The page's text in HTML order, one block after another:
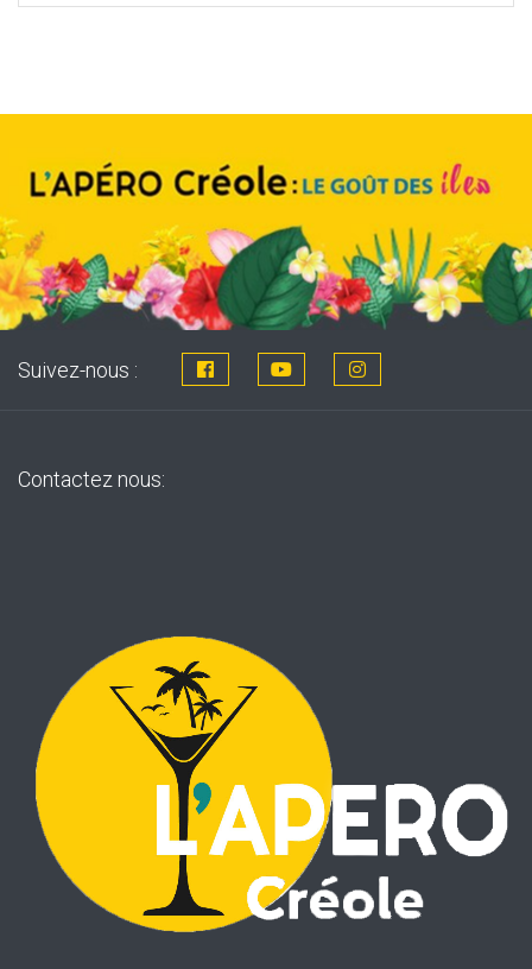
Suivez-nous :
Contactez nous: